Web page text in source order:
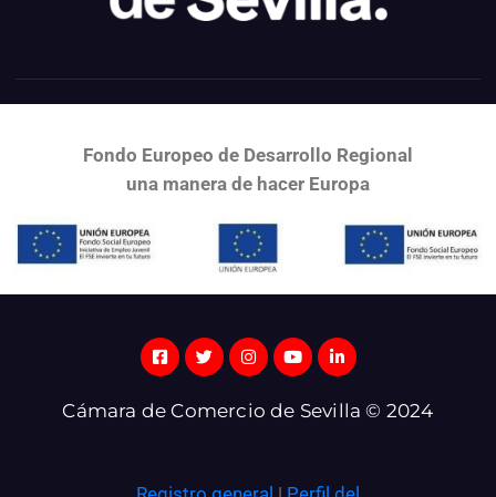
Fondo Europeo de Desarrollo Regional
una manera de hacer Europa
Cámara de Comercio de Sevilla © 2024